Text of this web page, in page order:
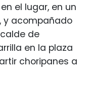
el lugar, en un
y acompañado
de
en la plaza
choripanes a